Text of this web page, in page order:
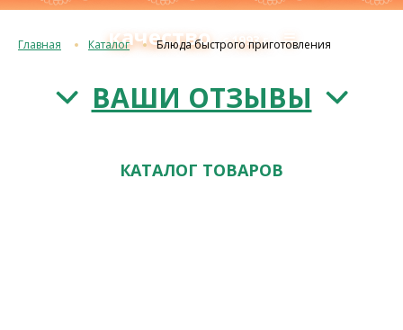
качествос 1993 г.≡
Главная Каталог Блюда быстрого приготовления
ВАШИ ОТЗЫВЫ
КАТАЛОГ ТОВАРОВ